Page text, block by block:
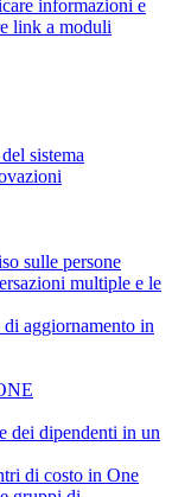
informazioni e
link a moduli
sistema
sulle persone
multiple e le
aggiornamento in
dei dipendenti in un
di costo in One